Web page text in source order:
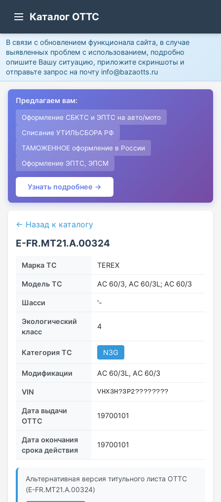
Каталог ОТТС
В связи с обновлением функционала сайта, в случае
выявленных проблем с использованием, подробно
опишите Вашу ситуацию, приложите скриншоты и
отправьте запрос на почту info@bazaotts.ru
Предлагаем вам:
Оформление СБКТС и ЭПТС на авто/мото
Списание УТИЛЬСБОРА РФ
ТАМОЖЕННОЕ оформление в России
Оформление ЭПТС, ЭПСМ
Узнать подробнее →
← Назад к каталогу
E-FR.MT21.A.00324
Марка ТС TEREX
Модель ТС AC 60/3, АС 60/3L; AC 60/3
Шасси '-
Экологический
класс
4
Категория ТС N3G
Модификации АС 60/3L, AC 60/3
VIN VHX3H?3P2????????
Дата выдачи
ОТТС
19700101
Дата окончания
срока действия
19700101
Альтернативная версия титульного листа ОТТС
(E-FR.MT21.A.00324)